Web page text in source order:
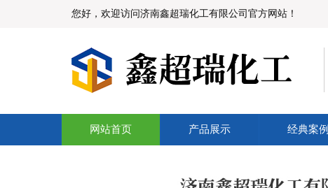
您好，欢迎访问济南鑫超瑞化工有限公司官方网站！
网站首页 产品展示 经典案例